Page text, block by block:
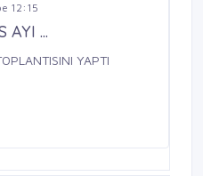
12:15
AYI ...
YAPTI